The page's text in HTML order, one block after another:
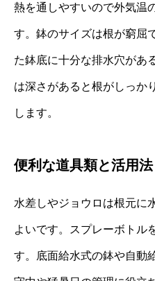
熱を通しやすいので外気温
す。鉢のサイズは根が窮屈
た鉢底に十分な排水穴があ
は深さがあると根がしっか
します。
便利な道具類と活用法
水差しやジョウロは根元に
よいです。スプレーボトル
す。底面給水式の鉢や自動